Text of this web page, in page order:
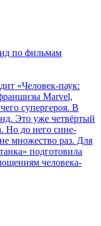
по фильмам
«Человек-паук:
Marvel,
супергероя. В
Это уже четвёртый
Но до него сине-
множество раз. Для
подготовила
человека-